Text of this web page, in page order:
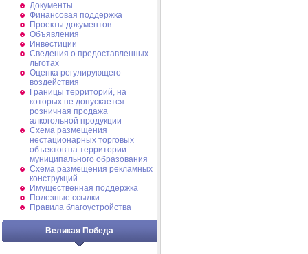
Документы
Финансовая поддержка
Проекты документов
Объявления
Инвестиции
Сведения о предоставленных
льготах
Оценка регулирующего
воздействия
Границы территорий, на
которых не допускается
розничная продажа
алкогольной продукции
Схема размещения
нестационарных торговых
объектов на территории
муниципального образования
Схема размещения рекламных
конструкций
Имущественная поддержка
Полезные ссылки
Правила благоустройства
Великая Победа